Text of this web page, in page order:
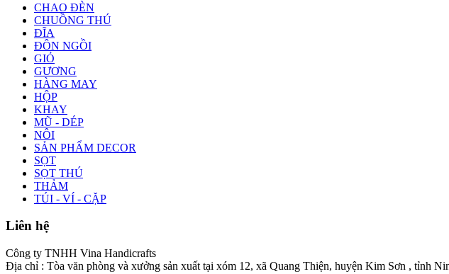
CHAO ĐÈN
CHUỒNG THÚ
ĐĨA
ĐÔN NGỒI
GIỎ
GƯƠNG
HÀNG MAY
HỘP
KHAY
MŨ - DÉP
NÔI
SẢN PHẨM DECOR
SỌT
SỌT THÚ
THẢM
TÚI - VÍ - CẶP
Liên hệ
Công ty TNHH Vina Handicrafts
Địa chỉ : Tòa văn phòng và xưởng sản xuất tại xóm 12, xã Quang Thiện, huyện Kim Sơn , tỉnh